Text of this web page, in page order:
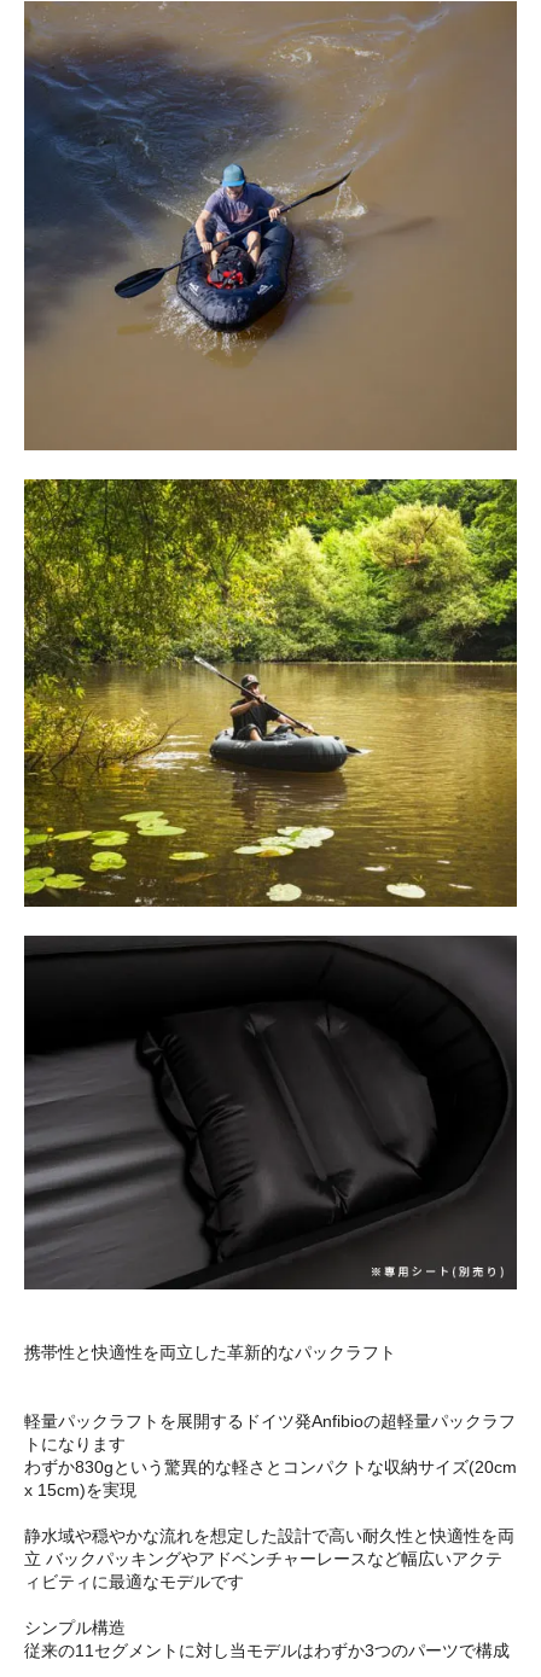
携帯性と快適性を両立した革新的なパックラフト
軽量パックラフトを展開するドイツ発Anfibioの超軽量パックラフ
トになります
わずか830gという驚異的な軽さとコンパクトな収納サイズ(20cm
x 15cm)を実現
静水域や穏やかな流れを想定した設計で高い耐久性と快適性を両
立 バックパッキングやアドベンチャーレースなど幅広いアクテ
ィビティに最適なモデルです
シンプル構造
従来の11セグメントに対し当モデルはわずか3つのパーツで構成